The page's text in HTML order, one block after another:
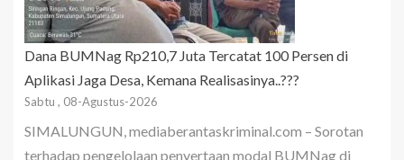
Dana BUMNag Rp210,7 Juta Tercatat 100 Persen di
Aplikasi Jaga Desa, Kemana Realisasinya..???
Sabtu , 08-Agustus-2026
SIMALUNGUN, mediaberantaskriminal.com – Sorotan
terhadap pengelolaan penyertaan modal BUMNag di